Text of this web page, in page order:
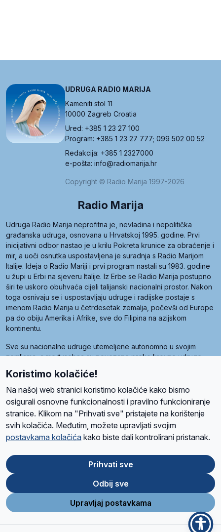
UDRUGA RADIO MARIJA
Kameniti stol 11
10000 Zagreb Croatia
Ured: +385 1 23 27 100
Program: +385 1 23 27 777; 099 502 00 52
Redakcija: +385 1 2327000
e-pošta: info@radiomarija.hr
Copyright © Radio Marija 1997-2026
Radio Marija
Udruga Radio Marija neprofitna je, nevladina i nepolitička
građanska udruga, osnovana u Hrvatskoj 1995. godine. Prvi
inicijativni odbor nastao je u krilu Pokreta krunice za obraćenje i
mir, a uoči osnutka uspostavljena je suradnja s Radio Marijom
Italije. Ideja o Radio Mariji i prvi program nastali su 1983. godine
u župi u Erbi na sjeveru Italije. Iz Erbe se Radio Marija postupno
širi te uskoro obuhvaća cijeli talijanski nacionalni prostor. Nakon
toga osnivaju se i uspostavljaju udruge i radijske postaje s
imenom Radio Marija u četrdesetak zemalja, počevši od Europe
pa do obiju Amerika i Afrike, sve do Filipina na azijskom
kontinentu.
Sve su nacionalne udruge utemeljene autonomno u svojim
zemljama, a međusobna su povezane preko krovne udruge
Radio Maria). Svjetsku obitelj utemeljilo je sedam članica, među
kojima je i hrvatska Udruga Radio Marija.
O namaRadio ProgramVolonteriPrijateljiKontaktPravila privatnosti
Ova stranica je zaštićena Google reCAPTCHA sustavom
Store
Google
Play
Koristimo kolačiće!
Na našoj web stranici koristimo kolačiće kako bismo
osigurali osnovne funkcionalnosti i pravilno funkcioniranje
stranice. Klikom na "Prihvati sve" pristajete na korištenje
svih kolačića. Međutim, možete upravljati svojim
postavkama kolačića kako biste dali kontrolirani pristanak.
Prihvati sve
Odbij sve
Upravljaj postavkama